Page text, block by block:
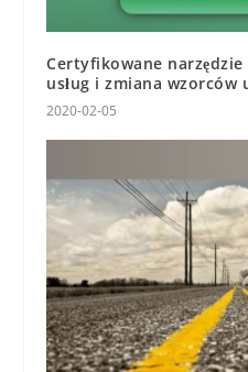
Certyfikowane
usług i zmiana wzorców
2020-02-05